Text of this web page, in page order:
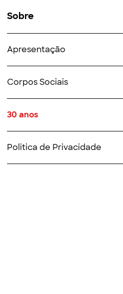
Sobre
Apresentação
Corpos Sociais
30 anos
Politica de Privacidade